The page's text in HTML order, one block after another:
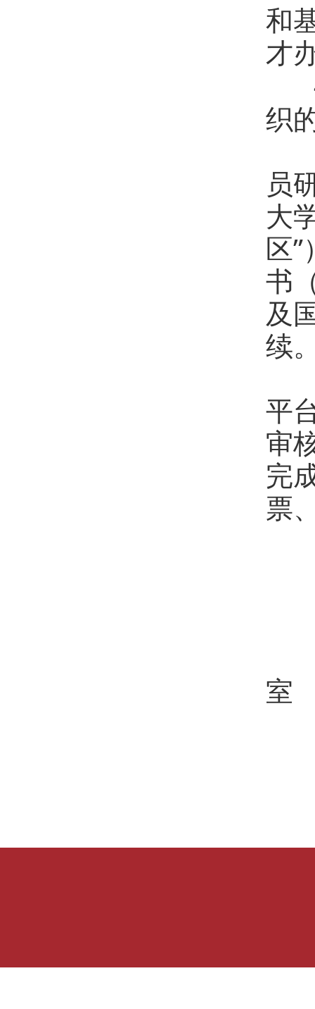
和
才
织
员
大
区
书
及
续
平
审
完
票
室